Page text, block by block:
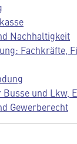
Nachhaltigkeit
Fachkräfte,
Busse und Lkw,
Gewerberecht